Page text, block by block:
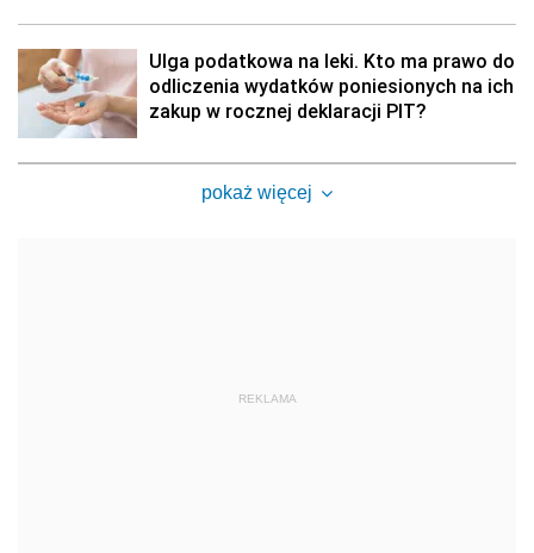
Ulga podatkowa na leki. Kto ma prawo do
odliczenia wydatków poniesionych na ich
zakup w rocznej deklaracji PIT?
pokaż więcej
REKLAMA